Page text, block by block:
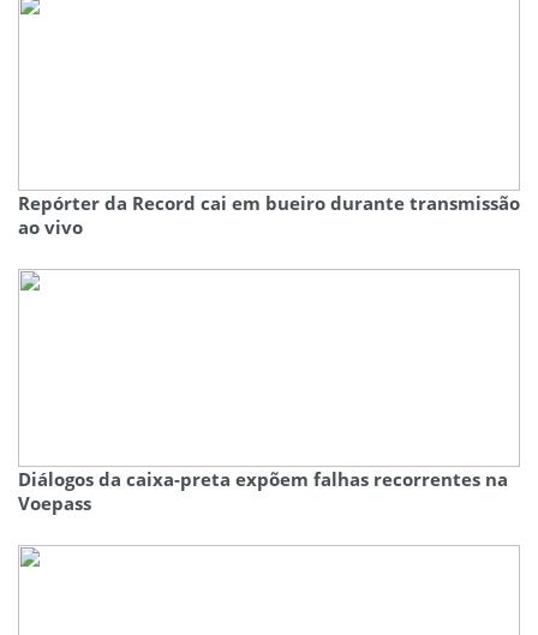
Repórter da Record cai em bueiro durante transmissão
ao vivo
Diálogos da caixa-preta expõem falhas recorrentes na
Voepass